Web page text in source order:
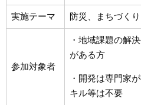
実施テーマ 防災、まちづく
参加対象者
・地域課題の解
がある方
・開発は専門家
キル等は不要